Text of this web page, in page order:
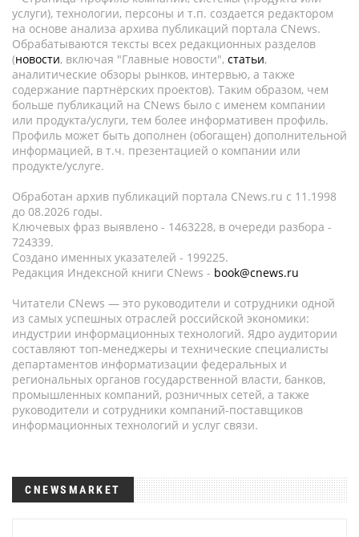
услуги), технологии, персоны и т.п. создается редактором
на основе анализа архива публикаций портала CNews.
Обрабатываются тексты всех редакционных разделов
(новости, включая "Главные новости", статьи,
аналитические обзоры рынков, интервью, а также
содержание партнёрских проектов). Таким образом, чем
больше публикаций на CNews было с именем компании
или продукта/услуги, тем более информативен профиль.
Профиль может быть дополнен (обогащен) дополнительной
информацией, в т.ч. презентацией о компании или
продукте/услуге.
Обработан архив публикаций портала CNews.ru c 11.1998
до 08.2026 годы.
Ключевых фраз выявлено - 1463228, в очереди разбора -
724339.
Создано именных указателей - 199225.
Редакция Индексной книги CNews - book@cnews.ru
Читатели CNews — это руководители и сотрудники одной
из самых успешных отраслей российской экономики:
индустрии информационных технологий. Ядро аудитории
составляют топ-менеджеры и технические специалисты
департаментов информатизации федеральных и
региональных органов государственной власти, банков,
промышленных компаний, розничных сетей, а также
руководители и сотрудники компаний-поставщиков
информационных технологий и услуг связи.
CNEWSMARKET